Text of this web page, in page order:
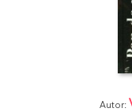
Autor: